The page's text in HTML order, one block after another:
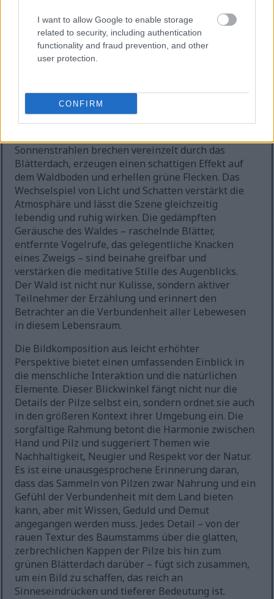
I want to allow Google to enable storage
related to security, including authentication
functionality and fraud prevention, and other
user protection.
CONFIRM
Pilz trägt zur Zersetzung des Baumstamms bei und
führt Nährstoffe zurück in den Boden, um die
umgebende Flora zu ernähren und den endlosen
Rhythmus von Wachstum und Verfall fortzusetzen.
desto deutlicher offenbart sich ein dichter, fast
zeitloser Wald. Die Bäume stehen hoch und stattlich
da, ihre Stämme werfen lange Schatten, die sich mit
Sonnenstrahlen brechen vereinzelt durch das
Blätterdach, erzeugen einen schattigen Effekt auf
dem Waldboden und erhellen grüne Flecken. Das
Wechselspiel von Licht und Schatten verstärkt die
Atmosphäre und lässt die Szene gleichzeitig
lebendig und ruhig wirken. Die gedämpften
Geräusche des Waldes – raschelnde Blätter,
entfernte Vogelrufe, das gelegentliche Knacken
eines Zweigs – sind beinahe greifbar und
verstärken die meditative Stille des Augenblicks.
Der Wald ist nicht nur Kulisse, sondern aktiver
Teilnehmer der Erzählung und erinnert den
Betrachter an die Verbundenheit aller Lebewesen
in diesem Lebensraum.
Die Bildkomposition aus leicht erhöhter
Perspektive bietet einen umfassenden Einblick in
die menschliche Interaktion und die natürlichen
Elemente. Dieser Blickwinkel fängt nicht nur die
Details der Pilze selbst ein, sondern ordnet sie auch
in den größeren Kontext ihrer Umgebung ein. Die
sorgfältige Rahmung betont die Harmonie zwischen
Hand und Pilz und suggeriert Themen wie
Nachhaltigkeit, Neugier und Respekt vor der Natur.
Es ist eine unausgesprochene Erinnerung daran,
dass das Sammeln von Pilzen zwar Nahrung und ein
Gefühl der Verbundenheit mit dem Land bieten
kann, aber mit Wissen, Geduld und Demut
angegangen werden muss. Jedes Detail – von der
rauen Textur des Baumstamms über die glatten,
zerbrechlichen Kappen der Pilze bis hin zum
grünen Blätterdach darüber – fügt sich zusammen,
um ein Bild zu schaffen, das reich an
Sinneseindrücken und tieferer Bedeutung ist.